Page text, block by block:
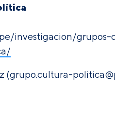
investigacion/
(grupo.cultura-